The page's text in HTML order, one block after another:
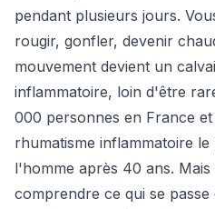
pendant plusieurs jours.
rougir, gonfler, devenir
mouvement devient un
inflammatoire, loin d'être
000 personnes en France
rhumatisme inflammatoire
l'homme après 40 ans.
comprendre ce qui se